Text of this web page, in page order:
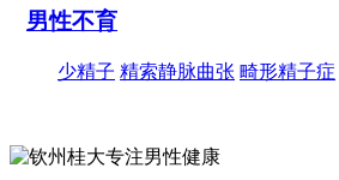
男性不育
少精子 精索静脉曲张 畸形精子症